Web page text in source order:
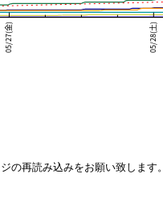
の再読み込みをお願い致します。